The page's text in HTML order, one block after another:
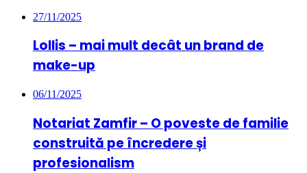
27/11/2025
Lollis – mai mult decât un brand de
make-up
06/11/2025
Notariat Zamfir – O poveste de familie
construită pe încredere și
profesionalism